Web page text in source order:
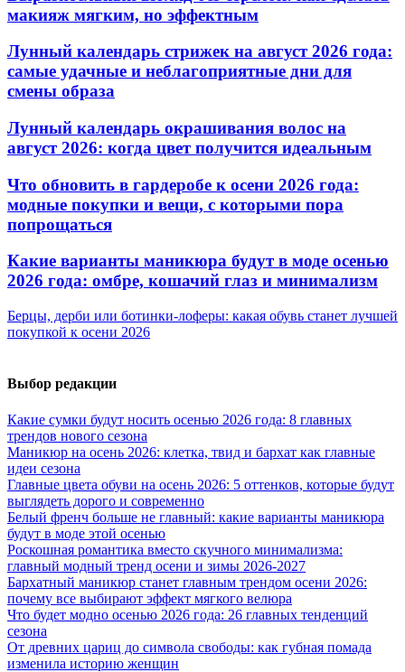
макияж мягким, но эффектным
Лунный календарь стрижек на август 2026 года:
самые удачные и неблагоприятные дни для
смены образа
Лунный календарь окрашивания волос на
август 2026: когда цвет получится идеальным
Что обновить в гардеробе к осени 2026 года:
модные покупки и вещи, с которыми пора
попрощаться
Какие варианты маникюра будут в моде осенью
2026 года: омбре, кошачий глаз и минимализм
Берцы, дерби или ботинки-лоферы: какая обувь станет лучшей
покупкой к осени 2026
Выбор редакции
Какие сумки будут носить осенью 2026 года: 8 главных
трендов нового сезона
Маникюр на осень 2026: клетка, твид и бархат как главные
идеи сезона
Главные цвета обуви на осень 2026: 5 оттенков, которые будут
выглядеть дорого и современно
Белый френч больше не главный: какие варианты маникюра
будут в моде этой осенью
Роскошная романтика вместо скучного минимализма:
главный модный тренд осени и зимы 2026-2027
Бархатный маникюр станет главным трендом осени 2026:
почему все выбирают эффект мягкого велюра
Что будет модно осенью 2026 года: 26 главных тенденций
сезона
От древних цариц до символа свободы: как губная помада
изменила историю женщин